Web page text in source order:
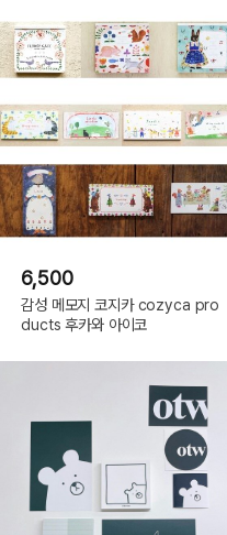
6,500
감성 메모지 코지카 cozyca pro
ducts 후카와 아이코